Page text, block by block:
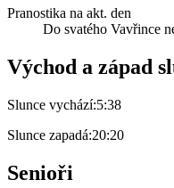
Pranostika na akt. den
Do svatého Vavřince
Východ a západ
Slunce vychází:5:38
Slunce zapadá:20:20
Senioři